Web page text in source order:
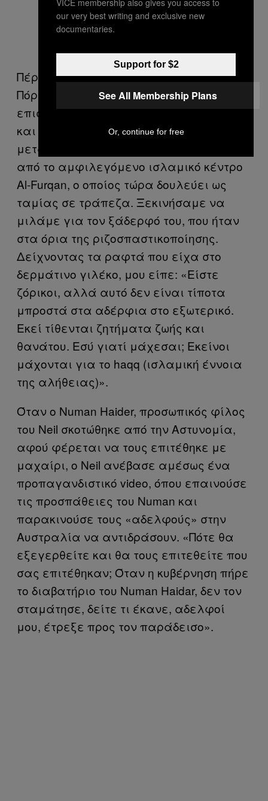
Πέρσι το καλοκαίρι, ταξίδεψα στο
Πόρτσι με τη μηχανή μου, για να
επισκεφτώ ένα παλιό μέλος της λέσχης
και πέτυχα τον Naveed*, έναν Αφγανό
μετανάστη και πρώην γνωστό του Neil
από το αμφιλεγόμενο ισλαμικό κέντρο
Al-Furqan, ο οποίος τώρα δουλεύει ως
ταμίας σε τράπεζα. Ξεκινήσαμε να
μιλάμε για τον ξάδερφό του, που ήταν
στα όρια της ριζοσπαστικοποίησης.
Δείχνοντας τα ραφτά που είχα στο
δερμάτινο γιλέκο, μου είπε: «Είστε
ζόρικοι, αλλά αυτό δεν είναι τίποτα
μπροστά στα αδέρφια στο εξωτερικό.
Εκεί τίθενται ζητήματα ζωής και
θανάτου. Εσύ γιατί μάχεσαι; Εκείνοι
μάχονται για το haqq (ισλαμική έννοια
της αλήθειας)».
Όταν ο Numan Haider, προσωπικός φίλος
του Neil σκοτώθηκε από την Αστυνομία,
αφού φέρεται να τους επιτέθηκε με
μαχαίρι, ο Neil ανέβασε αμέσως ένα
προπαγανδιστικό video, όπου επαινούσε
τις προσπάθειες του Numan και
παρακινούσε τους «αδελφούς» στην
Αυστραλία να αντιδράσουν. «Πότε θα
εξεγερθείτε και θα τους επιτεθείτε που
σας επιτέθηκαν; Όταν η κυβέρνηση πήρε
το διαβατήριο του Numan Haidar, δεν τον
σταμάτησε, δείτε τι έκανε, αδελφοί
μου, έτρεξε προς τον παράδεισο».
our very best writing and exclusive new
documentaries.
Support for $2
See All Membership Plans
Or, continue for free